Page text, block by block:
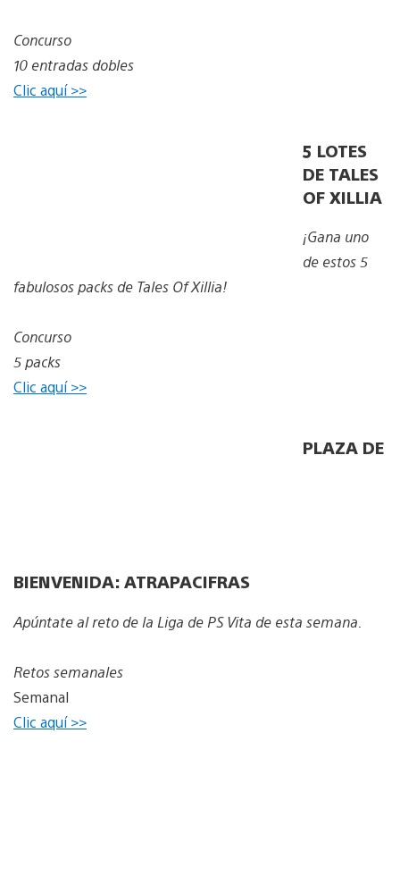
Concurso
10 entradas dobles
Clic aquí >>
5 LOTES
DE TALES
OF XILLIA
¡Gana uno
de estos 5
fabulosos packs de Tales Of Xillia!
Concurso
5 packs
Clic aquí >>
PLAZA DE
BIENVENIDA: ATRAPACIFRAS
Apúntate al reto de la Liga de PS Vita de esta semana.
Retos semanales
Semanal
Clic aquí >>